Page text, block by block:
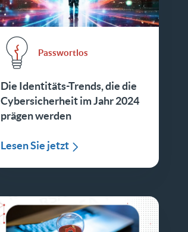
Passwortlos
Die Identitäts-Trends, die die
Cybersicherheit im Jahr 2024
prägen werden
Lesen Sie jetzt